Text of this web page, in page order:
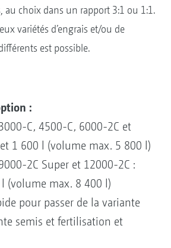
au choix dans un rapport 3:1 ou 1:1.
variétés d’engrais et/ou de
est possible.
:
C, 4500-C, 6000-2C et
1 600 l (volume max. 5 800 l)
2C Super et 12000-2C :
(volume max. 8 400 l)
pour passer de la variante
semis et fertilisation et